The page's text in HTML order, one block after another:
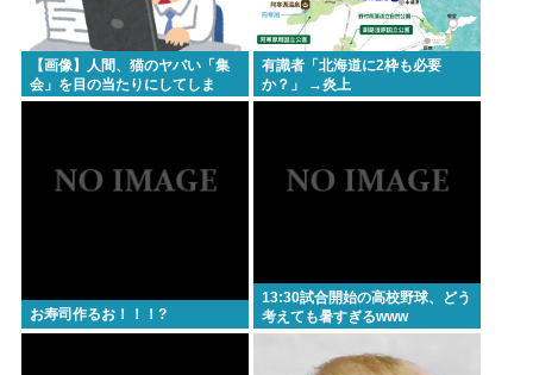
【画像】人間、猫のヤバい「集
会」を目の当たりにしてしま
う・・・・・
有識者「北海道に2枠も必要
か？」 →炎上
お寿司作るお！！！?
13:30試合開始の高校野球、どう
考えても暑すぎるwww